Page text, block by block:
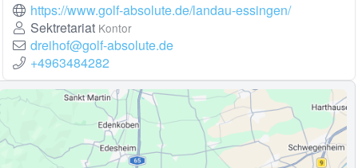
https://www.golf-absolute.de/landau-essingen/
Sektretariat Kontor
dreihof@golf-absolute.de
+4963484282